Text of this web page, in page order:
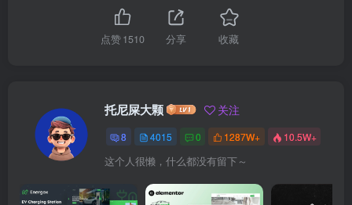
点赞1510 分享 收藏
托尼屎大颗 关注
8 4015 0 1287W+ 10.5W+
这个人很懒，什么都没有留下～